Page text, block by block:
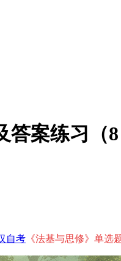
案练习（8
自考 《法基与思修》单选